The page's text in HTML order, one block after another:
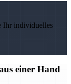
Ihr individuelles
einer Hand